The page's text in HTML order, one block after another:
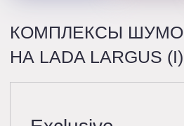
КОМПЛЕКСЫ
НА LADA LARGUS (I)